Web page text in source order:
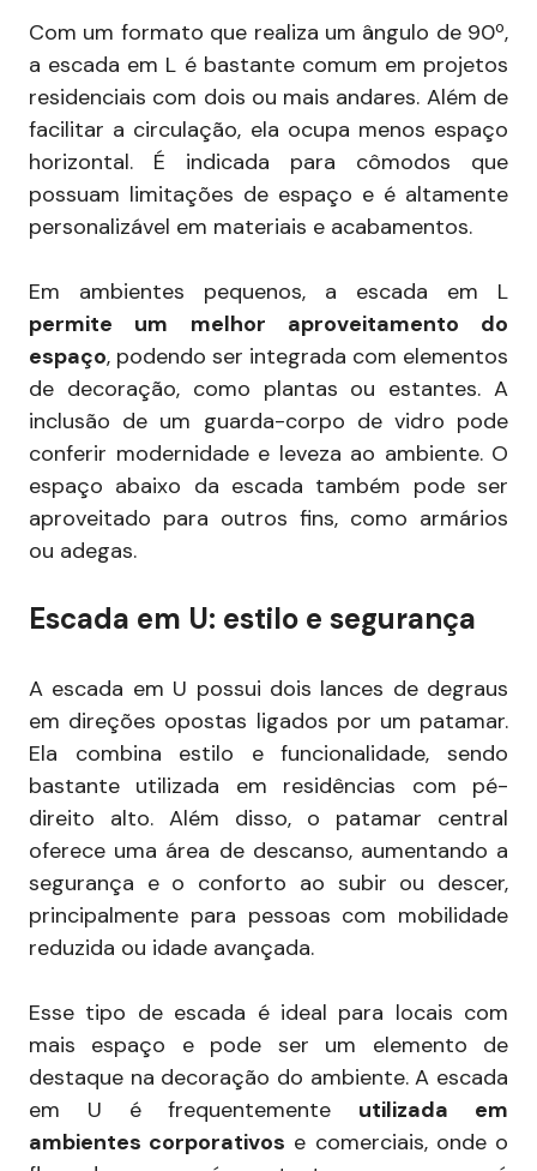
Com um formato que realiza um ângulo de 90º,
a escada em L é bastante comum em projetos
residenciais com dois ou mais andares. Além de
facilitar a circulação, ela ocupa menos espaço
horizontal. É indicada para cômodos que
possuam limitações de espaço e é altamente
personalizável em materiais e acabamentos.
Em ambientes pequenos, a escada em L
permite um melhor aproveitamento do
espaço, podendo ser integrada com elementos
de decoração, como plantas ou estantes. A
inclusão de um guarda-corpo de vidro pode
conferir modernidade e leveza ao ambiente. O
espaço abaixo da escada também pode ser
aproveitado para outros fins, como armários
ou adegas.
Escada em U: estilo e segurança
A escada em U possui dois lances de degraus
em direções opostas ligados por um patamar.
Ela combina estilo e funcionalidade, sendo
bastante utilizada em residências com pé-
direito alto. Além disso, o patamar central
oferece uma área de descanso, aumentando a
segurança e o conforto ao subir ou descer,
principalmente para pessoas com mobilidade
reduzida ou idade avançada.
Esse tipo de escada é ideal para locais com
mais espaço e pode ser um elemento de
destaque na decoração do ambiente. A escada
em U é frequentemente utilizada em
ambientes corporativos e comerciais, onde o